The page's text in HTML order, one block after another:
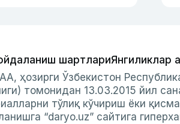
шартлариЯнгиликлар
ҳозирги Ўзбекистон
томонидан 13.03.2015 йил
тўлиқ кўчириш ёки
“daryo.uz” сайтига